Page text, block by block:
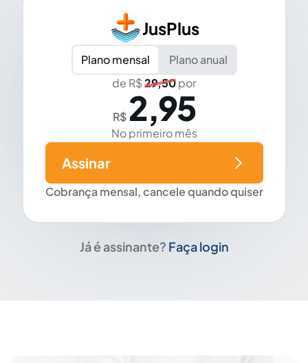
JusPlus
Plano mensal
Plano anual
de R$29,50por
R$ 2,95
No primeiro mês
Cobrança mensal, cancele quando quiser
Assinar
Já é assinante? Faça login